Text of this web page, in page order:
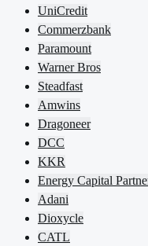
UniCredit
Commerzbank
Paramount
Warner Bros
Steadfast
Amwins
Dragoneer
DCC
KKR
Energy Capital
Adani
Dioxycle
CATL